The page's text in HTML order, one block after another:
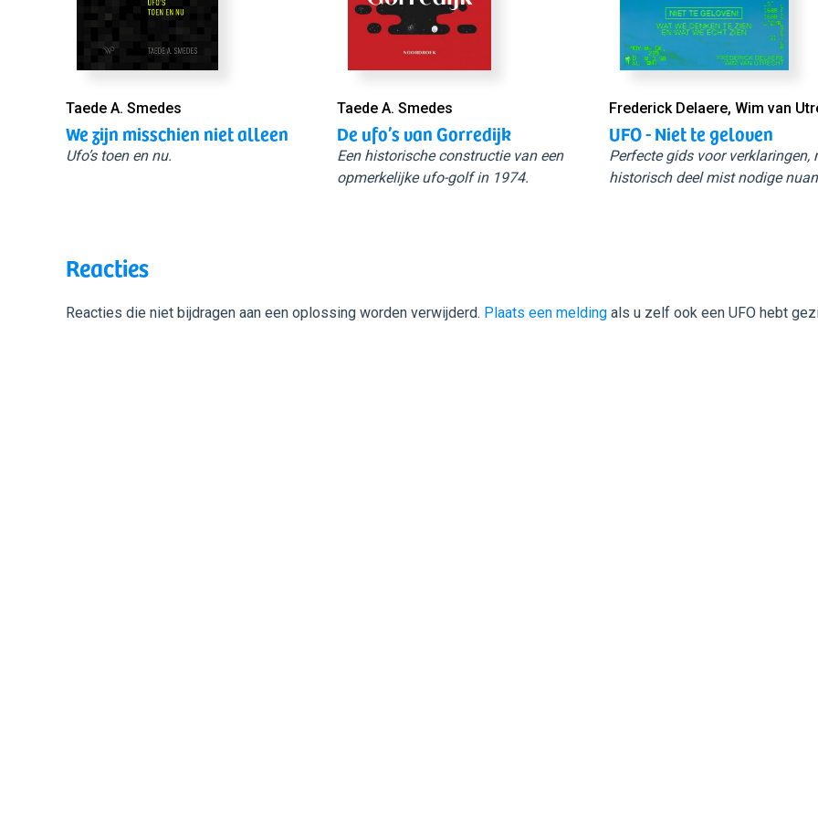
Taede A. Smedes
We zijn misschien niet alleen
Ufo’s toen en nu.
Taede A. Smedes
De ufo’s van Gorredijk
Een historische constructie van een
opmerkelijke ufo-golf in 1974.
Frederick Delaere, Wim van
UFO - Niet te geloven
Perfecte gids voor verklaringen,
historisch deel mist nodige
Reacties
Reacties die niet bijdragen aan een oplossing worden verwijderd. Plaats een melding als u zelf ook een UFO hebt